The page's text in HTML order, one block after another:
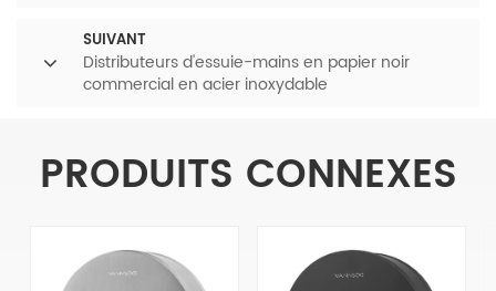
SUIVANT
Distributeurs d'essuie-mains en papier noir
commercial en acier inoxydable
PRODUITS CONNEXES